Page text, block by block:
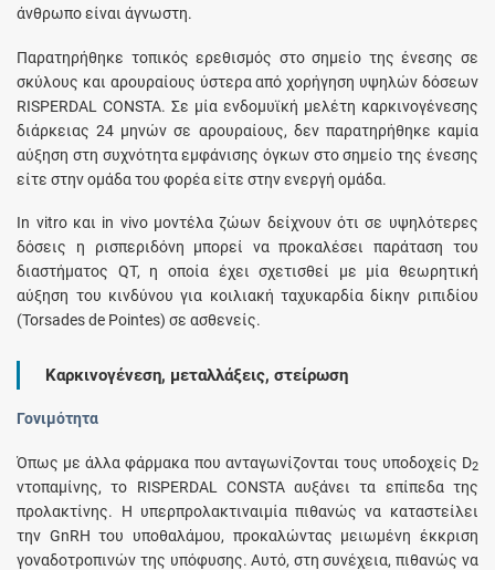
άνθρωπο είναι άγνωστη.
Παρατηρήθηκε τοπικός ερεθισμός στο σημείο της ένεσης σε
σκύλους και αρουραίους ύστερα από χορήγηση υψηλών δόσεων
RISPERDAL CONSTA. Σε μία ενδομυϊκή μελέτη καρκινογένεσης
διάρκειας 24 μηνών σε αρουραίους, δεν παρατηρήθηκε καμία
αύξηση στη συχνότητα εμφάνισης όγκων στο σημείο της ένεσης
είτε στην ομάδα του φορέα είτε στην ενεργή ομάδα.
In vitro και in vivo μοντέλα ζώων δείχνουν ότι σε υψηλότερες
δόσεις η ρισπεριδόνη μπορεί να προκαλέσει παράταση του
διαστήματος QT, η οποία έχει σχετισθεί με μία θεωρητική
αύξηση του κινδύνου για κοιλιακή ταχυκαρδία δίκην ριπιδίου
(Torsades de Pointes) σε ασθενείς.
Καρκινογένεση, μεταλλάξεις, στείρωση
Γονιμότητα
Όπως με άλλα φάρμακα που ανταγωνίζονται τους υποδοχείς D2
ντοπαμίνης, το RISPERDAL CONSTA αυξάνει τα επίπεδα της
προλακτίνης. Η υπερπρολακτιναιμία πιθανώς να καταστείλει
την GnRH του υποθαλάμου, προκαλώντας μειωμένη έκκριση
γοναδοτροπινών της υπόφυσης. Αυτό, στη συνέχεια, πιθανώς να